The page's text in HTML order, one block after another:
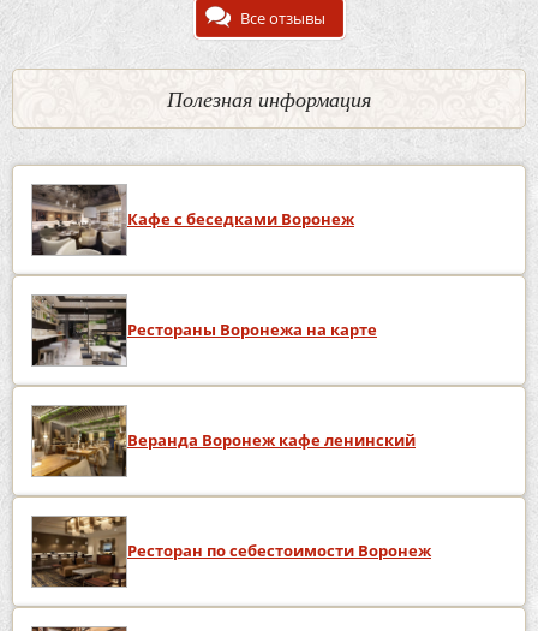
Все отзывы
Полезная информация
Кафе с беседками Воронеж
Рестораны Воронежа на карте
Веранда Воронеж кафе ленинский
Ресторан по себестоимости Воронеж